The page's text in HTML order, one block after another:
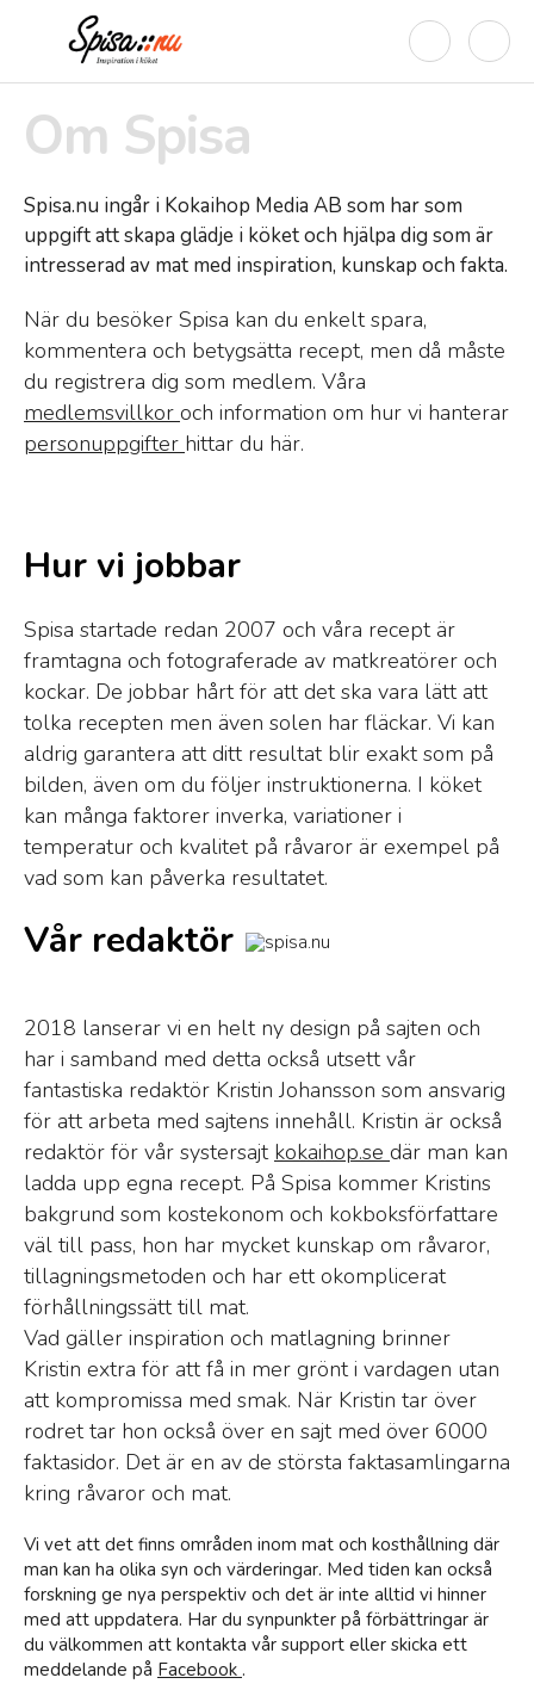
Om Spisa
Spisa.nu ingår i Kokaihop Media AB som har som
uppgift att skapa glädje i köket och hjälpa dig som är
intresserad av mat med inspiration, kunskap och fakta.
När du besöker Spisa kan du enkelt spara,
kommentera och betygsätta recept, men då måste
du registrera dig som medlem. Våra
medlemsvillkor och information om hur vi hanterar
personuppgifter hittar du här.
Hur vi jobbar
Spisa startade redan 2007 och våra recept är
framtagna och fotograferade av matkreatörer och
kockar. De jobbar hårt för att det ska vara lätt att
tolka recepten men även solen har fläckar. Vi kan
aldrig garantera att ditt resultat blir exakt som på
bilden, även om du följer instruktionerna. I köket
kan många faktorer inverka, variationer i
temperatur och kvalitet på råvaror är exempel på
vad som kan påverka resultatet.
Vår redaktör
2018 lanserar vi en helt ny design på sajten och
har i samband med detta också utsett vår
fantastiska redaktör Kristin Johansson som ansvarig
för att arbeta med sajtens innehåll. Kristin är också
redaktör för vår systersajt kokaihop.se där man kan
ladda upp egna recept. På Spisa kommer Kristins
bakgrund som kostekonom och kokboksförfattare
väl till pass, hon har mycket kunskap om råvaror,
tillagningsmetoden och har ett okomplicerat
förhållningssätt till mat.
Vad gäller inspiration och matlagning brinner
Kristin extra för att få in mer grönt i vardagen utan
att kompromissa med smak. När Kristin tar över
rodret tar hon också över en sajt med över 6000
faktasidor. Det är en av de största faktasamlingarna
kring råvaror och mat.
Vi vet att det finns områden inom mat och kosthållning där
man kan ha olika syn och värderingar. Med tiden kan också
forskning ge nya perspektiv och det är inte alltid vi hinner
med att uppdatera. Har du synpunkter på förbättringar är
du välkommen att kontakta vår support eller skicka ett
meddelande på Facebook .